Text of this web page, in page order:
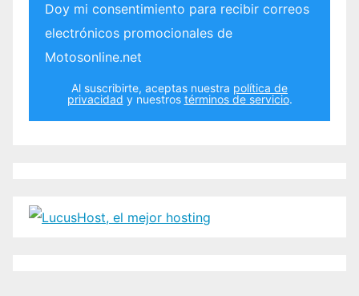
Doy mi consentimiento para recibir correos
electrónicos promocionales de
Motosonline.net
Al suscribirte, aceptas nuestra política de
privacidad y nuestros términos de servicio.